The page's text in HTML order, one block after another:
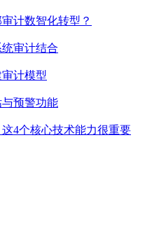
计数智化转型？
审计结合
计模型
预警功能
4个核心技术能力很重要